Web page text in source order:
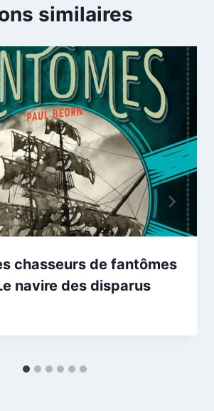
similaires
chasseurs de fantômes
navire des disparus